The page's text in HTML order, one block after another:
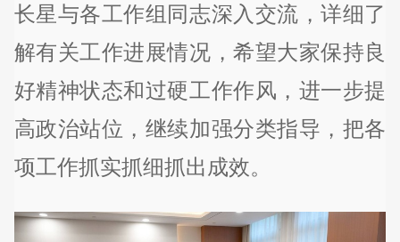
长星与各工作组同志深入交流，详细了
解有关工作进展情况，希望大家保持良
好精神状态和过硬工作作风，进一步提
高政治站位，继续加强分类指导，把各
项工作抓实抓细抓出成效。